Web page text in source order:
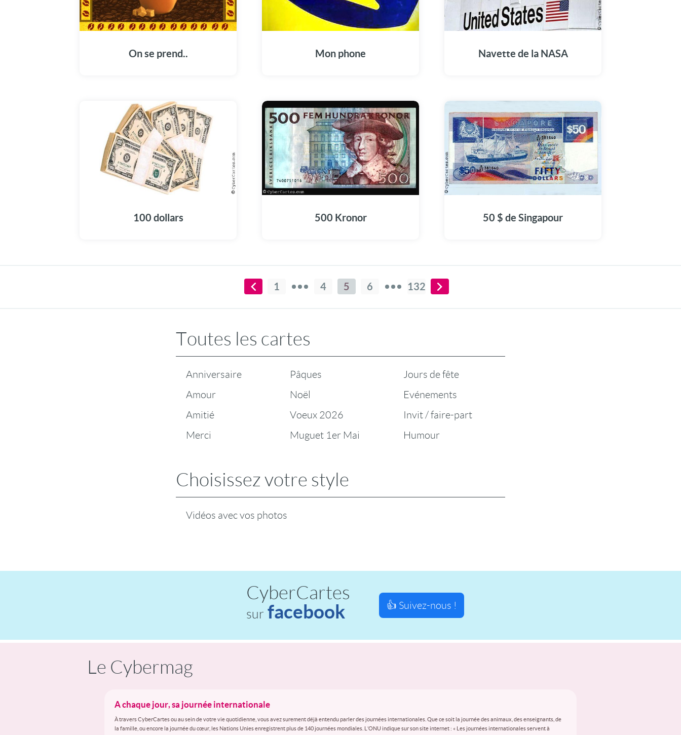
On se prend.. Mon phone Navette de la NASA
100 dollars 500 Kronor 50 $ de Singapour
1 4 5 6 132
Toutes les cartes
Anniversaire
Amour
Amitié
Merci
Pâques
Noël
Voeux 2026
Muguet 1er Mai
Jours de fête
Evénements
Invit / faire-part
Humour
Choisissez votre style
Vidéos avec vos photos
CyberCartes
sur facebook 👍 Suivez-nous !
Le Cybermag
A chaque jour, sa journée internationale
À travers CyberCartes ou au sein de votre vie quotidienne, vous avez surement déjà entendu parler des journées internationales. Que ce soit la journée des animaux, des enseignants, de
la famille, ou encore la journée du cœur, les Nations Unies enregistrent plus de 140 journées mondiales. L’ONU indique sur son site internet : « Les journées internationales servent à